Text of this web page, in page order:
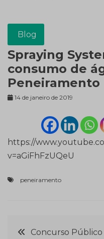
Blog
Spraying
consumo de
Peneiramento
14 de janeiro de 2019
https://
v=aGiFhFzUQeU
peneiramento
Navegação
Concurso Público